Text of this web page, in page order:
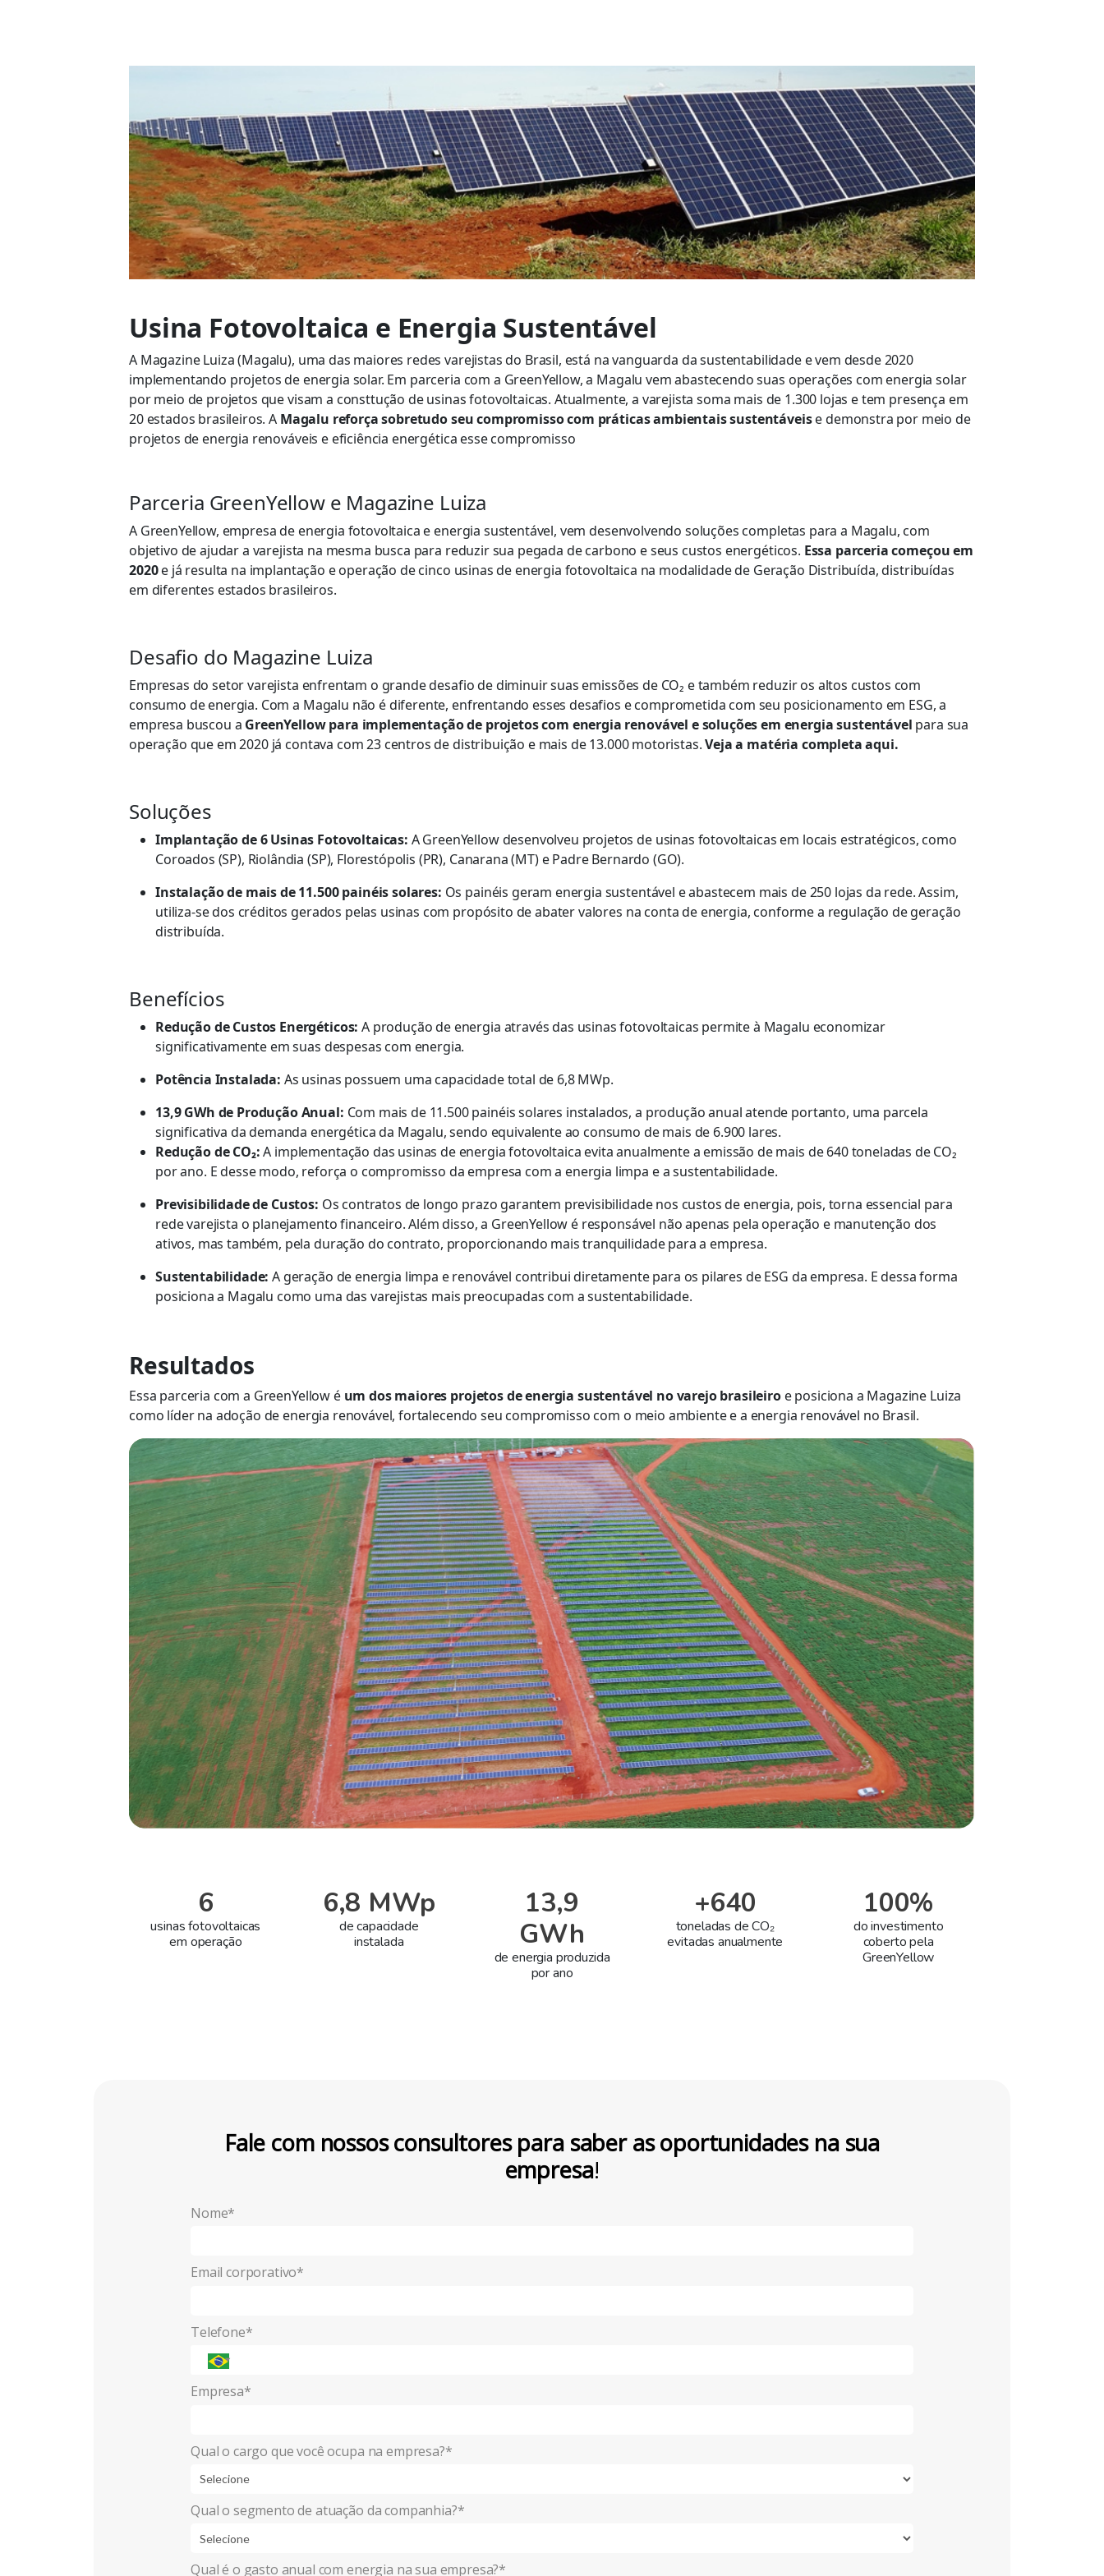
Usina Fotovoltaica e Energia Sustentável
A Magazine Luiza (Magalu), uma das maiores redes varejistas do Brasil, está na vanguarda da sustentabilidade e vem desde 2020
implementando projetos de energia solar. Em parceria com a GreenYellow, a Magalu vem abastecendo suas operações com energia solar
por meio de projetos que visam a consttução de usinas fotovoltaicas. Atualmente, a varejista soma mais de 1.300 lojas e tem presença em
20 estados brasileiros. A Magalu reforça sobretudo seu compromisso com práticas ambientais sustentáveis e demonstra por meio de
projetos de energia renováveis e eficiência energética esse compromisso
Parceria GreenYellow e Magazine Luiza
A GreenYellow, empresa de energia fotovoltaica e energia sustentável, vem desenvolvendo soluções completas para a Magalu, com
objetivo de ajudar a varejista na mesma busca para reduzir sua pegada de carbono e seus custos energéticos. Essa parceria começou em
2020e já resulta na implantação e operação de cinco usinas de energia fotovoltaica na modalidade de Geração Distribuída, distribuídas
em diferentes estados brasileiros.
Desafio do Magazine Luiza
Empresas do setor varejista enfrentam o grande desafio de diminuir suas emissões de CO₂ e também reduzir os altos custos com
consumo de energia. Com a Magalu não é diferente, enfrentando esses desafios e comprometida com seu posicionamento em ESG, a
empresa buscou a GreenYellow para implementação de projetos com energia renovável e soluções em energia sustentável para sua
operação que em 2020 já contava com 23 centros de distribuição e mais de 13.000 motoristas.Veja a matéria completa aqui.
Soluções
Implantação de 6 Usinas Fotovoltaicas: A GreenYellow desenvolveu projetos de usinas fotovoltaicas em locais estratégicos, como
Coroados (SP), Riolândia (SP), Florestópolis (PR), Canarana (MT) e Padre Bernardo (GO).
Instalação de mais de 11.500 painéis solares: Os painéis geram energia sustentável e abastecem mais de 250 lojas da rede. Assim,
utiliza-se dos créditos gerados pelas usinas com propósito de abater valores na conta de energia, conforme a regulação de geração
distribuída.
Benefícios
Redução de Custos Energéticos: A produção de energia através das usinas fotovoltaicas permite à Magalu economizar
significativamente em suas despesas com energia.
Potência Instalada: As usinas possuem uma capacidade total de 6,8 MWp.
13,9 GWh de Produção Anual: Com mais de 11.500 painéis solares instalados, a produção anual atende portanto, uma parcela
significativa da demanda energética da Magalu, sendo equivalente ao consumo de mais de 6.900 lares.
Redução de CO₂:A implementação das usinas de energia fotovoltaica evita anualmente a emissão de mais de 640 toneladas de CO₂
por ano. E desse modo, reforça o compromisso da empresa com a energia limpa e a sustentabilidade.
Previsibilidade de Custos: Os contratos de longo prazo garantem previsibilidade nos custos de energia, pois, torna essencial para
rede varejista o planejamento financeiro. Além disso, a GreenYellow é responsável não apenas pela operação e manutenção dos
ativos, mas também, pela duração do contrato, proporcionando mais tranquilidade para a empresa.
Sustentabilidade: A geração de energia limpa e renovável contribui diretamente para os pilares de ESG da empresa. E dessa forma
posiciona a Magalu como uma das varejistas mais preocupadas com a sustentabilidade.
Resultados
Essa parceria com a GreenYellow é um dos maiores projetos de energia sustentável no varejo brasileiroe posiciona a Magazine Luiza
como líder na adoção de energia renovável, fortalecendo seu compromisso com o meio ambiente e a energia renovável no Brasil.
6
usinas fotovoltaicas
em operação
6,8 MWp
de capacidade
instalada
13,9
GWh
de energia produzida
por ano
+640
toneladas de CO₂
evitadas anualmente
100%
do investimento
coberto pela
GreenYellow
Fale com nossos consultores para saber as oportunidades na sua
empresa!
Nome*
Email corporativo*
Telefone*
Empresa*
Qual o cargo que você ocupa na empresa?*
Qual o segmento de atuação da companhia?*
Qual é o gasto anual com energia na sua empresa?*